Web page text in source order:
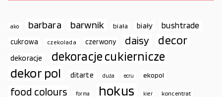
ako barbara barwnik biała biały bushtrade
cukrowa czekolada czerwony daisy decor
dekoracje dekoracje cukiernicze
dekor pol ditarte duża ecru ekopol
food colours forma hokus kier koncentrat